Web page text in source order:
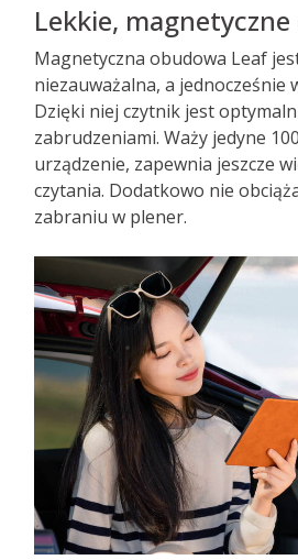
Lekkie,
Magnetyczna obudowa Leaf
niezauważalna, a jednocześnie
Dzięki niej czytnik jest
zabrudzeniami. Waży jedyne
urządzenie, zapewnia jeszcze
czytania. Dodatkowo nie
zabraniu w plener.